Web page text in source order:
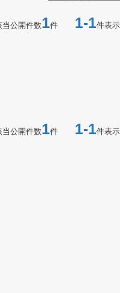
当公開件数1件 1-1件表示
当公開件数1件 1-1件表示